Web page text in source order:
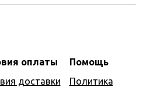
оплаты
доставки
Помощь
Политика